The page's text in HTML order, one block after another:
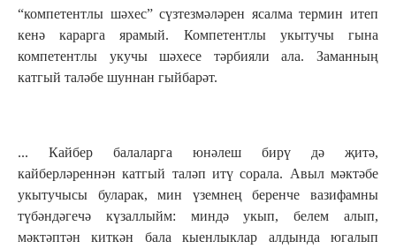
“компетентлы шәхес” сүзтезмәләрен ясалма термин итеп
кенә карарга ярамый. Компетентлы укытучы гына
компетентлы укучы шәхесе тәрбияли ала. Заманның
катгый таләбе шуннан гыйбарәт.
... Кайбер балаларга юнәлеш бирү дә җитә,
кайберләреннән катгый таләп итү сорала. Авыл мәктәбе
укытучысы буларак, мин үземнең беренче вазифамны
түбәндәгечә күзаллыйм: миндә укып, белем алып,
мәктәптән киткән бала кыенлыклар алдында югалып